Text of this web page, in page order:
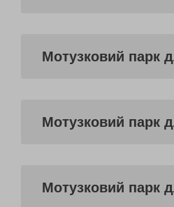
Мотузковий парк
Мотузковий парк
Мотузковий парк